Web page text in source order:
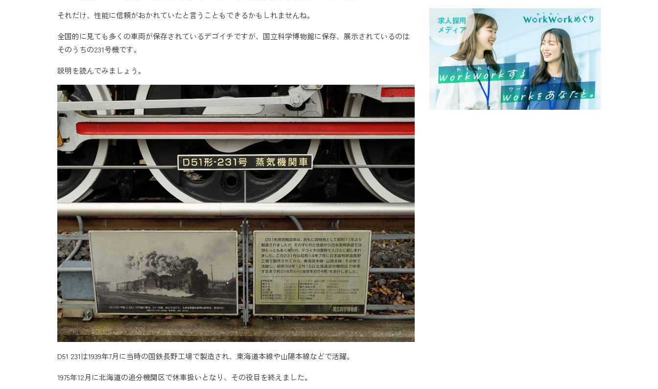
それだけ、性能に信頼がおかれていたと言うこともできるかもしれませんね。
全国的に見ても多くの車両が保存されているデゴイチですが、国立科学博物館に保存、展示されているのは
そのうちの231号機です。
説明を読んでみましょう。
D51 231は1939年7月に当時の国鉄長野工場で製造され、東海道本線や山陽本線などで活躍。
1975年12月に北海道の追分機関区で休車扱いとなり、その役目を終えました。